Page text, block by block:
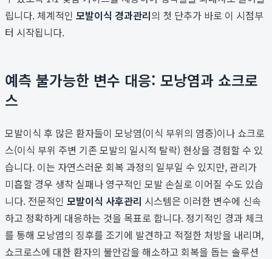
립니다. 체계적인 모발이식 경과관리의 첫 단추가 바로 이 시점부
터 시작됩니다.
예측 불가능한 변수 대응: 모낭염과 쇼크로
스
모발이식 후 많은 환자들이 모낭염(이식 부위의 염증)이나 쇼크로
스(이식 부위 주변 기존 모발의 일시적 탈락) 현상을 경험할 수 있
습니다. 이는 자연스러운 회복 과정의 일부일 수 있지만, 관리가
미흡할 경우 생착 실패나 영구적인 모발 손실로 이어질 수도 있습
니다. 전문적인 모발이식 사후관리 시스템은 이러한 변수에 신속
하고 정확하게 대응하는 것을 목표로 합니다. 정기적인 경과 체크
를 통해 모낭염의 징후를 조기에 발견하고 적절한 처방을 내리며,
쇼크로스에 대한 환자의 불안감을 해소하고 회복을 돕는 솔루션